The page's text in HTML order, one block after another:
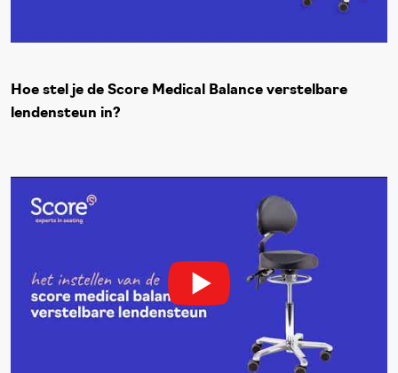
Hoe stel je de Score Medical Balance verstelbare
lendensteun in?